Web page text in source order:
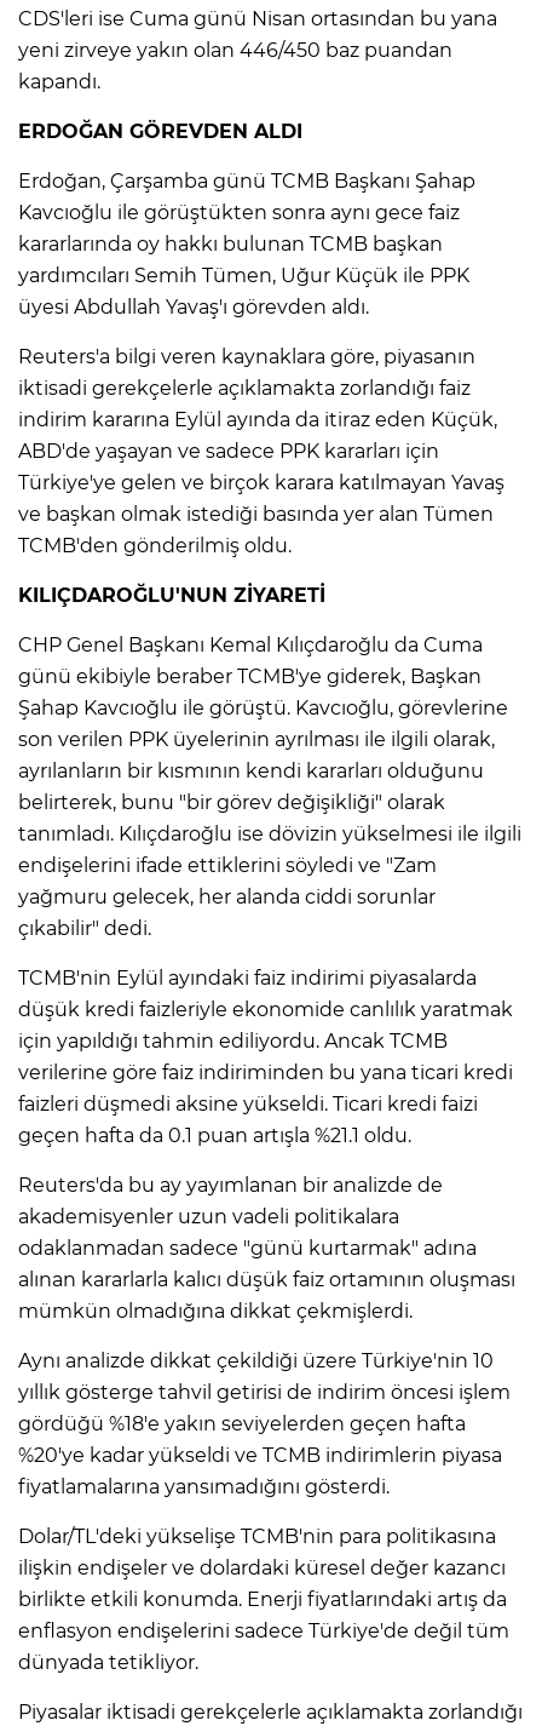
CDS'leri ise Cuma günü Nisan ortasından bu yana
yeni zirveye yakın olan 446/450 baz puandan
kapandı.
ERDOĞAN GÖREVDEN ALDI
Erdoğan, Çarşamba günü TCMB Başkanı Şahap
Kavcıoğlu ile görüştükten sonra aynı gece faiz
kararlarında oy hakkı bulunan TCMB başkan
yardımcıları Semih Tümen, Uğur Küçük ile PPK
üyesi Abdullah Yavaş'ı görevden aldı.
Reuters'a bilgi veren kaynaklara göre, piyasanın
iktisadi gerekçelerle açıklamakta zorlandığı faiz
indirim kararına Eylül ayında da itiraz eden Küçük,
ABD'de yaşayan ve sadece PPK kararları için
Türkiye'ye gelen ve birçok karara katılmayan Yavaş
ve başkan olmak istediği basında yer alan Tümen
TCMB'den gönderilmiş oldu.
KILIÇDAROĞLU'NUN ZİYARETİ
CHP Genel Başkanı Kemal Kılıçdaroğlu da Cuma
günü ekibiyle beraber TCMB'ye giderek, Başkan
Şahap Kavcıoğlu ile görüştü. Kavcıoğlu, görevlerine
son verilen PPK üyelerinin ayrılması ile ilgili olarak,
ayrılanların bir kısmının kendi kararları olduğunu
belirterek, bunu "bir görev değişikliği" olarak
tanımladı. Kılıçdaroğlu ise dövizin yükselmesi ile ilgili
endişelerini ifade ettiklerini söyledi ve "Zam
yağmuru gelecek, her alanda ciddi sorunlar
çıkabilir" dedi.
TCMB'nin Eylül ayındaki faiz indirimi piyasalarda
düşük kredi faizleriyle ekonomide canlılık yaratmak
için yapıldığı tahmin ediliyordu. Ancak TCMB
verilerine göre faiz indiriminden bu yana ticari kredi
faizleri düşmedi aksine yükseldi. Ticari kredi faizi
geçen hafta da 0.1 puan artışla %21.1 oldu.
Reuters'da bu ay yayımlanan bir analizde de
akademisyenler uzun vadeli politikalara
odaklanmadan sadece "günü kurtarmak" adına
alınan kararlarla kalıcı düşük faiz ortamının oluşması
mümkün olmadığına dikkat çekmişlerdi.
Aynı analizde dikkat çekildiği üzere Türkiye'nin 10
yıllık gösterge tahvil getirisi de indirim öncesi işlem
gördüğü %18'e yakın seviyelerden geçen hafta
%20'ye kadar yükseldi ve TCMB indirimlerin piyasa
fiyatlamalarına yansımadığını gösterdi.
Dolar/TL'deki yükselişe TCMB'nin para politikasına
ilişkin endişeler ve dolardaki küresel değer kazancı
birlikte etkili konumda. Enerji fiyatlarındaki artış da
enflasyon endişelerini sadece Türkiye'de değil tüm
dünyada tetikliyor.
Piyasalar iktisadi gerekçelerle açıklamakta zorlandığı